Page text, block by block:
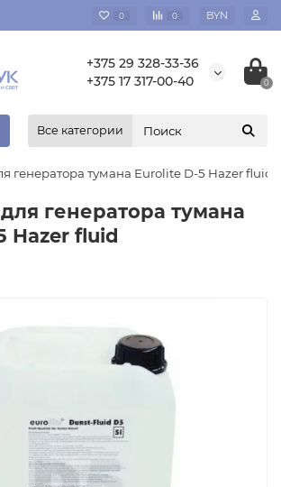
0 0 BYN
+375 29 328-33-36
+375 17 317-00-40
0
Все категории
генератора тумана Eurolite D-5 Hazer fluid
генератора тумана
Hazer fluid